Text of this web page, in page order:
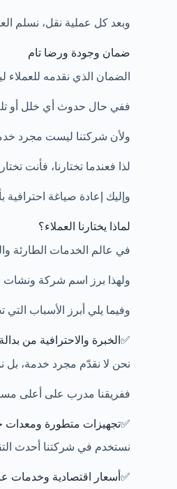
وبعد كل عملية نقل، نسلم
ضمان وجودة ورضا تام
الضمان الذي نقدمه للعملاء
ففي حال حدوث أي خلل أو تلف
ولأن شركتنا ليست مجرد
لذا فعندما تختارنا، فأنت
وإليك إعادة صياغة
لماذا يختارنا العملاء؟
في عالم الخدمات الطارئة
ولهذا برز اسم شركة ونشات
وفيما يلي أبرز الأسباب
✅الخبرة والاحترافية من
نحن لا نقدّم مجرد خدمة،
ففريقنا مدرب على أعلى
✅تجهيزات متطورة ومعدات
نستخدم في شركتنا أحدث
✅أسعار اقتصادية وخدمات